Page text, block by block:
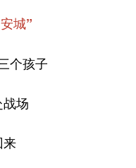
城”
个孩子
场
来